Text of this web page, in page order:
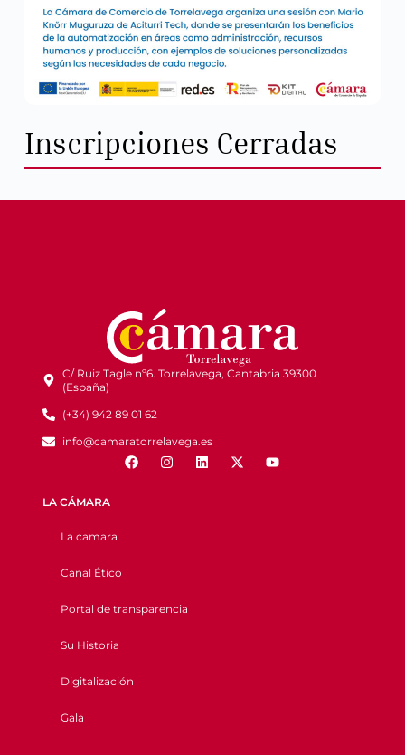
Inscripciones Cerradas
C/ Ruiz Tagle nº6. Torrelavega, Cantabria 39300
(España)
(+34) 942 89 01 62
info@camaratorrelavega.es
LA CÁMARA
La camara
Canal Ético
Portal de transparencia
Su Historia
Digitalización
Gala